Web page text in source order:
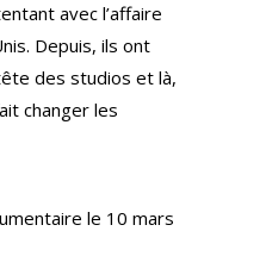
avec l’affaire
Depuis, ils ont
des studios et là,
changer les
le 10 mars